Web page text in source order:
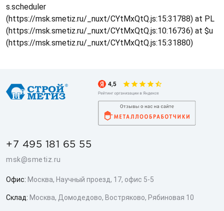
s.scheduler
(https://msk.smetiz.ru/_nuxt/CYtMxQtQ.js:15:31788) at PL
(https://msk.smetiz.ru/_nuxt/CYtMxQtQ.js:10:16736) at $u
(https://msk.smetiz.ru/_nuxt/CYtMxQtQ.js:15:31880)
+7 495 181 65 55
msk@smetiz.ru
Офис: Москва, Научный проезд, 17, офис 5-5
Склад: Москва, Домодедово, Востряково, Рябиновая 10